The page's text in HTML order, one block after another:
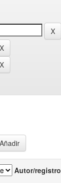
Autor/registro